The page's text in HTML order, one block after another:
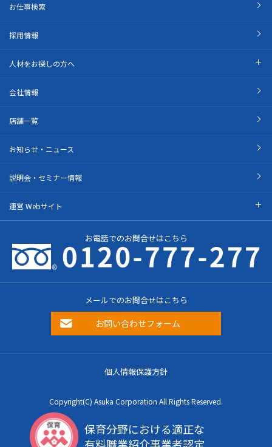
お仕事検索
採用情報
人材をお探しの方へ
会社情報
店舗一覧
お知らせ・ニュース
説明会・セミナー情報
運営 Webサイト
お電話でのお問合せはこちら
メールでのお問合せはこちら
お問い合わせフォーム
個人情報保護方針
Copyright(C) Asuka Corporation All Rights Reserved.
保育分野における適正な